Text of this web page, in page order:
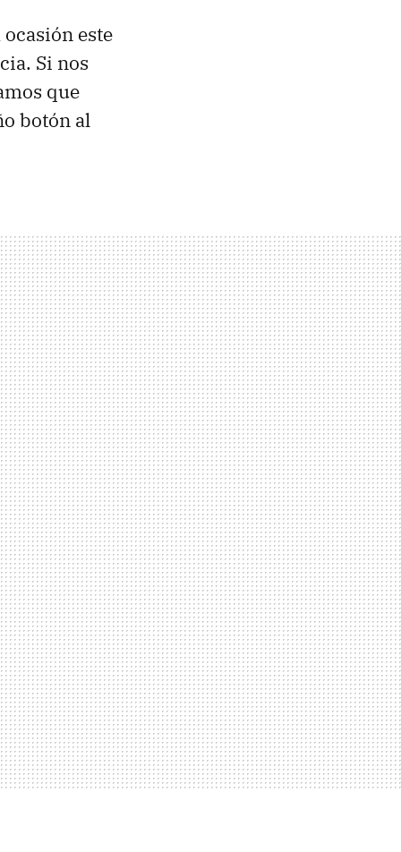
este
Si nos
que
botón al